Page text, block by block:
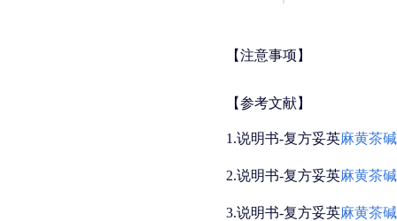
【注意事项】
【参考文献】
1.说明书-复方妥英麻黄茶碱
2.说明书-复方妥英麻黄茶碱
3.说明书-复方妥英麻黄茶碱